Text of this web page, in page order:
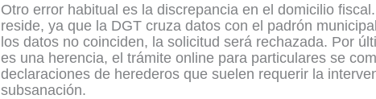
Otro error habitual es la discrepancia en el domicilio
reside, ya que la DGT cruza datos con el padrón
los datos no coinciden, la solicitud será rechazada. Por
es una herencia, el trámite online para particulares se
declaraciones de herederos que suelen requerir la
subsanación.